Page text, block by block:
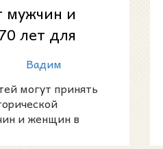
мужчин и
лет для
в
пр...
Вадим
могут принять
и женщин в